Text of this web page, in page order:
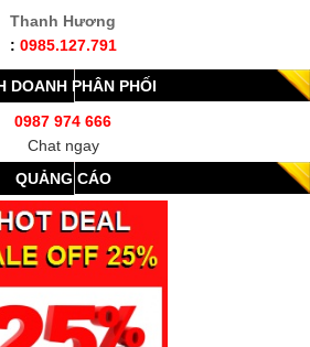
Thanh Hương
: 0985.127.791
DOANH PHÂN PHỐI
0987 974 666
Chat ngay
QUẢNG CÁO